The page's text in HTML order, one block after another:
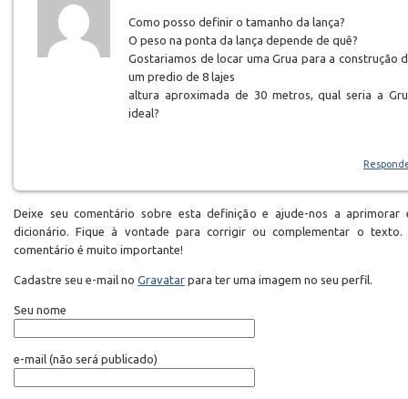
Como posso definir o tamanho da lança?
O peso na ponta da lança depende de quê?
Gostariamos de locar uma Grua para a construção
um predio de 8 lajes
altura aproximada de 30 metros, qual seria a
ideal?
Deixe seu comentário sobre esta definição e ajude-nos a aprimorar
dicionário. Fique à vontade para corrigir ou complementar o texto.
comentário é muito importante!
Cadastre seu e-mail no Gravatar para ter uma imagem no seu perfil.
Seu nome
e-mail (não será publicado)